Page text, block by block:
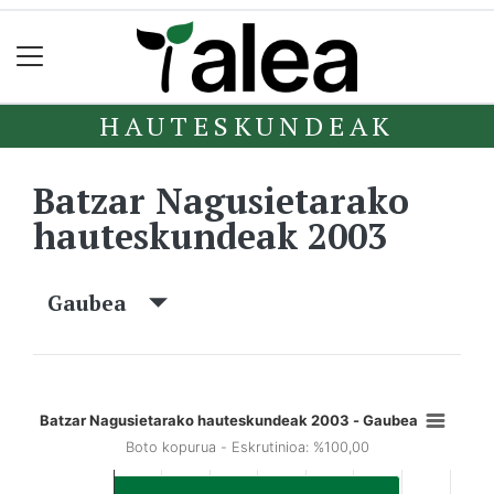
HAUTESKUNDEAK
Batzar Nagusietarako
hauteskundeak 2003
Gaubea
Batzar Nagusietarako hauteskundeak 2003 - Gaubea
Boto kopurua - Eskrutinioa: %100,00